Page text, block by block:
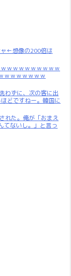
ャ←想像の200倍は
ｗｗｗｗｗｗｗｗｗ
ｗｗｗｗｗｗｗ
わずに、次の客に出
どですねー。韓国に
れた。俺が「おまえ
てないし。」と言っ